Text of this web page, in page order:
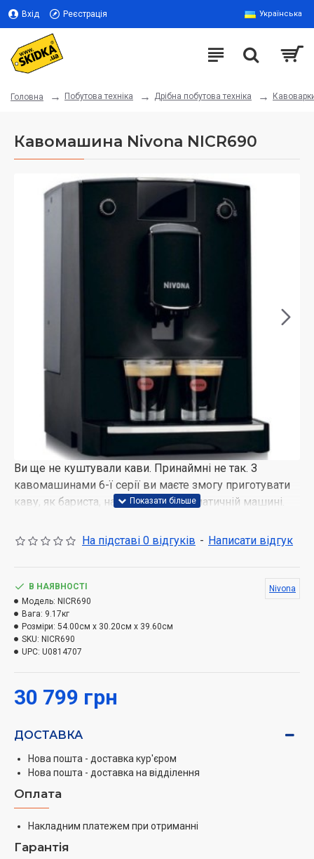
Вхід Реєстрація Українська
Головна Побутова техніка Дрібна побутова техніка
Кавомашина Nivona NICR690
Ви ще не куштували кави. Принаймні не так. З
кавомашинами 6-ї серії ви маєте змогу приготувати
каву, як бариста, на повністю автоматичній машині.
насолоджуйтеся м'якістю кавових зерен або
робить це можливим. Серія 6 характеризується
ідеальним співвідношенням ціни та якості, з нею ви
вже отримаєте максимальну якість напоїв.
Відмінність від дорожчих серій полягає у тому, що
для їх отримання від вас потрібно трохи більше
Преінфузія (блумінг). Попереднє змочування
еспресо.
15 бар.
Система Aroma Balance. Три профілі екстрації -
Три варіанти смаку та аромату з одного сорту
Автоматичний капучинатор
Молочно-кавові напої попередньо
На підставі 0 відгуків - Написати відгук
30 799 грн
В НАЯВНОСТІ
Модель: NICR690
Вага: 9.17кг
Розміри: 54.00см x 30.20см x 39.60см
SKU: NICR690
UPC: U0814707
Nivona
ДОСТАВКА
Нова пошта - доставка кур'єром
Нова пошта - доставка на відділення
Оплата
Накладним платежем при отриманні
Гарантія